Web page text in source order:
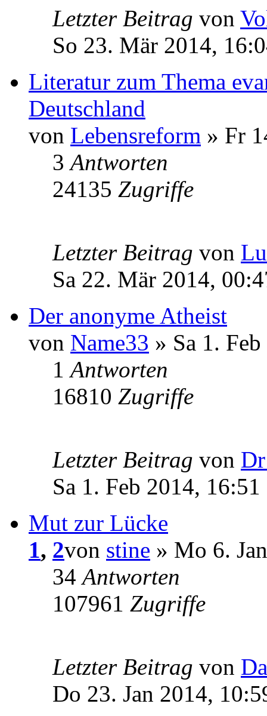
Letzter Beitrag von
So 23. Mär 2014,
Literatur zum Thema
Deutschland
von Lebensreform » Fr
3Antworten
24135 Zugriffe
Letzter Beitrag von
Sa 22. Mär 2014,
Der anonyme Atheist
von Name33 » Sa 1.
1Antworten
16810 Zugriffe
Letzter Beitrag von
Sa 1. Feb 2014, 16:51
Mut zur Lücke
1, 2von stine » Mo 6.
34Antworten
107961 Zugriffe
Letzter Beitrag von
Do 23. Jan 2014,